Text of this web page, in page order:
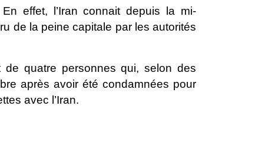
effet, l’Iran connait depuis la mi-
de la peine capitale par les autorités
de quatre personnes qui, selon des
après avoir été condamnées pour
avec l’Iran.